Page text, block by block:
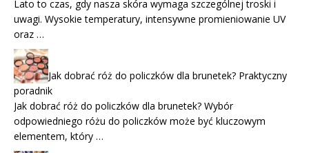
Lato to czas, gdy nasza skóra wymaga szczególnej troski i
uwagi. Wysokie temperatury, intensywne promieniowanie UV
oraz …
Jak dobrać róż do policzków dla brunetek? Praktyczny
poradnik
Jak dobrać róż do policzków dla brunetek? Wybór
odpowiedniego różu do policzków może być kluczowym
elementem, który …